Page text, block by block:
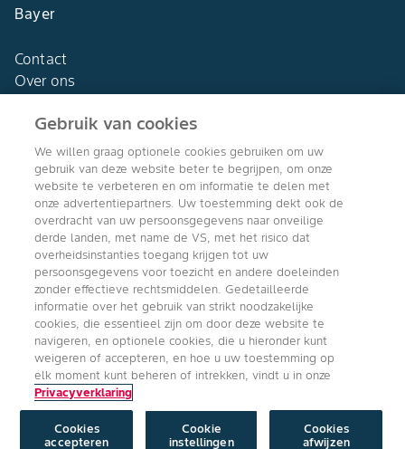
Bayer
Contact
Over ons
Agro Bayer
Nederland
Volg ons
Copyright © Bayer Crop Science 2024
Algemene Gebruiksvoorwaarden/Privacyverklaring/Imprint/Cookie
instellingen
Gebruik van cookies
We willen graag optionele cookies gebruiken om uw
gebruik van deze website beter te begrijpen, om onze
website te verbeteren en om informatie te delen met
onze advertentiepartners. Uw toestemming dekt ook de
overdracht van uw persoonsgegevens naar onveilige
derde landen, met name de VS, met het risico dat
overheidsinstanties toegang krijgen tot uw
persoonsgegevens voor toezicht en andere doeleinden
zonder effectieve rechtsmiddelen. Gedetailleerde
informatie over het gebruik van strikt noodzakelijke
cookies, die essentieel zijn om door deze website te
navigeren, en optionele cookies, die u hieronder kunt
weigeren of accepteren, en hoe u uw toestemming op
elk moment kunt beheren of intrekken, vindt u in onze
Privacyverklaring
Cookie
instellingen
Cookies
afwijzen
Cookies
accepteren